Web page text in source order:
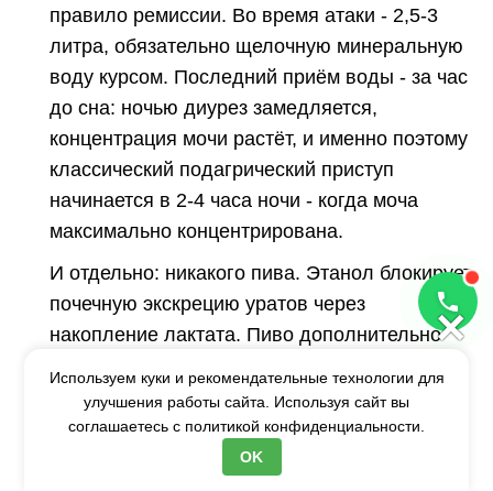
правило ремиссии. Во время атаки - 2,5-3
литра, обязательно щелочную минеральную
воду курсом. Последний приём воды - за час
до сна: ночью диурез замедляется,
концентрация мочи растёт, и именно поэтому
классический подагрический приступ
начинается в 2-4 часа ночи - когда моча
максимально концентрирована.
И отдельно: никакого пива. Этанол блокирует
почечную экскрецию уратов через
накопление лактата. Пиво дополнительно
разлагается до мочевой кислоты. Это
двойной удар. За 16 лет практики я не видел
ни одного пациента с подагрой, который
×
Используем куки и рекомендательные технологии для
улучшения работы сайта. Используя сайт вы
соглашаетесь с политикой конфиденциальности.
OK